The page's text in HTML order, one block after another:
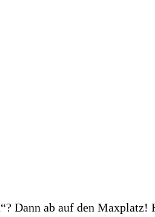
Dann ab auf den Maxplatz!